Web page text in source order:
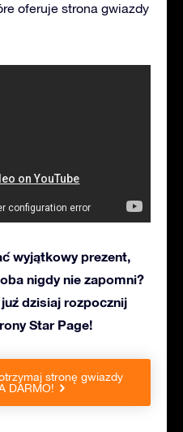
oferuje strona gwiazdy
wyjątkowy prezent,
nigdy nie zapomni?
już dzisiaj rozpocznij
Star Page!
stronę gwiazdy
DARMO!